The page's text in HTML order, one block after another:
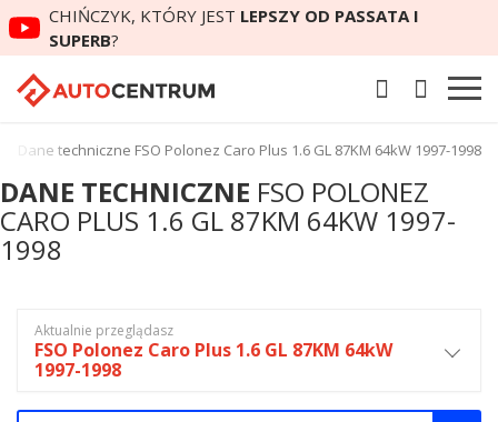
CHIŃCZYK, KTÓRY JEST LEPSZY OD PASSATA I
SUPERB?
Dane techniczne FSO Polonez Caro Plus 1.6 GL 87KM 64kW 1997-1998
DANE TECHNICZNE FSO POLONEZ
CARO PLUS 1.6 GL 87KM 64KW 1997-
1998
Aktualnie przeglądasz
FSO Polonez Caro Plus 1.6 GL 87KM 64kW
1997-1998